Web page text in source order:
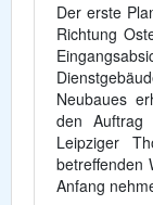
Der erste
Richtung
Neubaues
den
Leipziger
betreffenden
Anfang